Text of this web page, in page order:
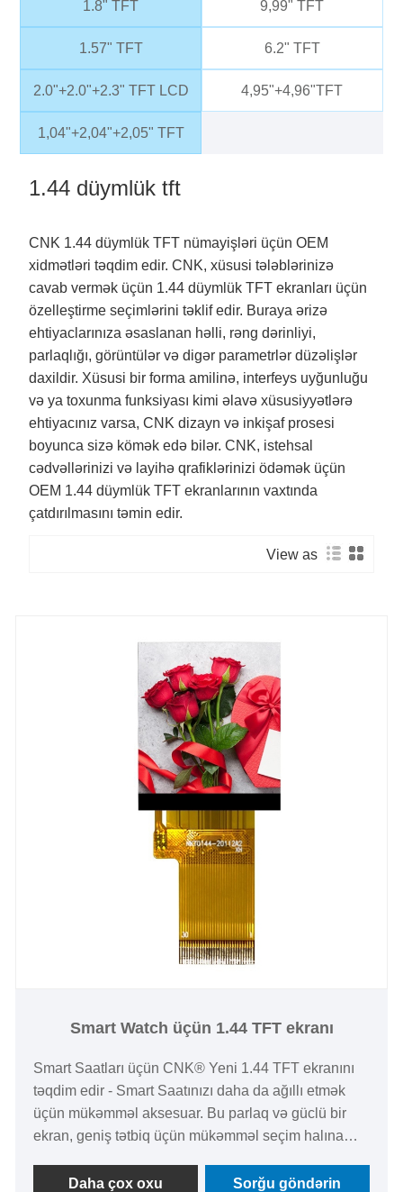
1.8" TFT 9,99" TFT
1.57" TFT 6.2" TFT
2.0"+2.0"+2.3" TFT LCD 4,95"+4,96"TFT
1,04"+2,04"+2,05" TFT
1.44 düymlük tft
CNK 1.44 düymlük TFT nümayişləri üçün OEM
xidmətləri təqdim edir. CNK, xüsusi tələblərinizə
cavab vermək üçün 1.44 düymlük TFT ekranları üçün
özelleştirme seçimlərini təklif edir. Buraya ərizə
ehtiyaclarınıza əsaslanan həlli, rəng dərinliyi,
parlaqlığı, görüntülər və digər parametrlər düzəlişlər
daxildir. Xüsusi bir forma amilinə, interfeys uyğunluğu
və ya toxunma funksiyası kimi əlavə xüsusiyyətlərə
ehtiyacınız varsa, CNK dizayn və inkişaf prosesi
boyunca sizə kömək edə bilər. CNK, istehsal
cədvəllərinizi və layihə qrafiklərinizi ödəmək üçün
OEM 1.44 düymlük TFT ekranlarının vaxtında
çatdırılmasını təmin edir.
View as
Smart Watch üçün 1.44 TFT ekranı
Smart Saatları üçün CNK® Yeni 1.44 TFT ekranını
təqdim edir - Smart Saatınızı daha da ağıllı etmək
üçün mükəmməl aksesuar. Bu parlaq və güclü bir
ekran, geniş tətbiq üçün mükəmməl seçim halına
təklif edir.Daha çox oxu Sorğu göndərin